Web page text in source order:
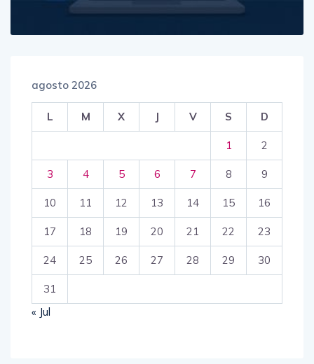
agosto 2026
L M X J V S D
1 2
3 4 5 6 7 8 9
10 11 12 13 14 15 16
17 18 19 20 21 22 23
24 25 26 27 28 29 30
31
« Jul